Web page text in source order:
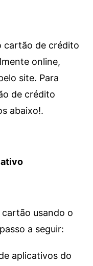
cartão de crédito
online,
site. Para
de crédito
abaixo!.
cartão usando o
a seguir:
aplicativos do